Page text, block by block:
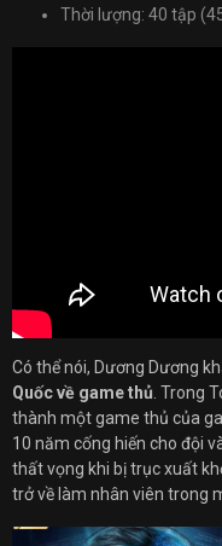
Thời lượng: 40 tập
Có thể nói, Dương Dương
Quốc về game thủ . Trong
thành một game thủ của
10 năm cống hiến cho đội
thất vọng khi bị trục xuất
trở về làm nhân viên trong